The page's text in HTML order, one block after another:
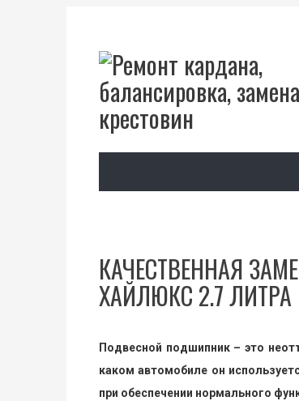
КАЧЕСТВЕННАЯ
ХАЙЛЮКС 2.7 ЛИТРА
Подвесной подшипник – это
каком автомобиле он
при обеспечении нормального